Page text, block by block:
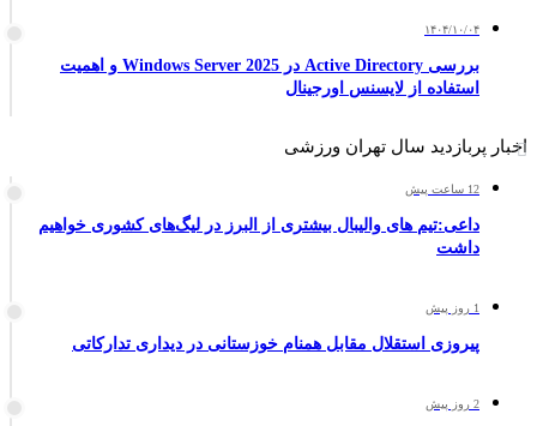
۱۴۰۴/۱۰/۰۴
بررسی Active Directory در Windows Server 2025 و اهمیت
استفاده از لایسنس اورجینال
اخبار پربازدید سال تهران ورزشی
12 ساعت پیش
داعی:تیم های والیبال بیشتری از البرز در لیگ‌های کشوری خواهیم
داشت
1 روز پیش
پیروزی استقلال مقابل همنام خوزستانی در دیداری تدارکاتی
2 روز پیش